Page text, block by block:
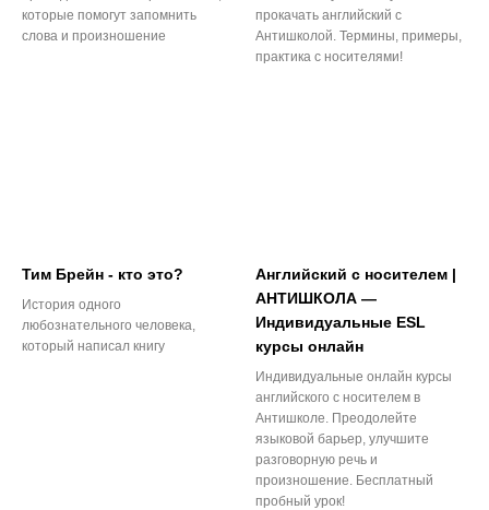
которые помогут запомнить
слова и произношение
прокачать английский с
Антишколой. Термины, примеры,
практика с носителями!
Тим Брейн - кто это?
История одного
любознательного человека,
который написал книгу
Английский с носителем |
АНТИШКОЛА —
Индивидуальные ESL
курсы онлайн
Индивидуальные онлайн курсы
английского с носителем в
Антишколе. Преодолейте
языковой барьер, улучшите
разговорную речь и
произношение. Бесплатный
пробный урок!